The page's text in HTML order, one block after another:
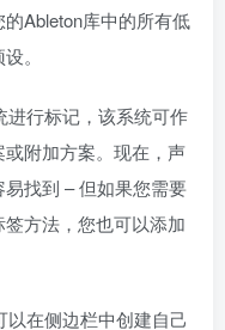
Ableton库中的所有低
。
进行标记，该系统可作
附加方案。现在，声
找到 – 但如果您需要
方法，您也可以添加
在侧边栏中创建自己